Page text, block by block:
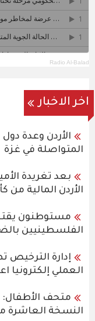
Radio Al-Balad
اخر الاخبار
الأردن وعدة دول
المتواصلة في غزة
بعد تغريدة
الأردن المالية
مستوطنون
الفلسطينيين
إدارة
العملي إلكترونيا
النسخة العاشرة